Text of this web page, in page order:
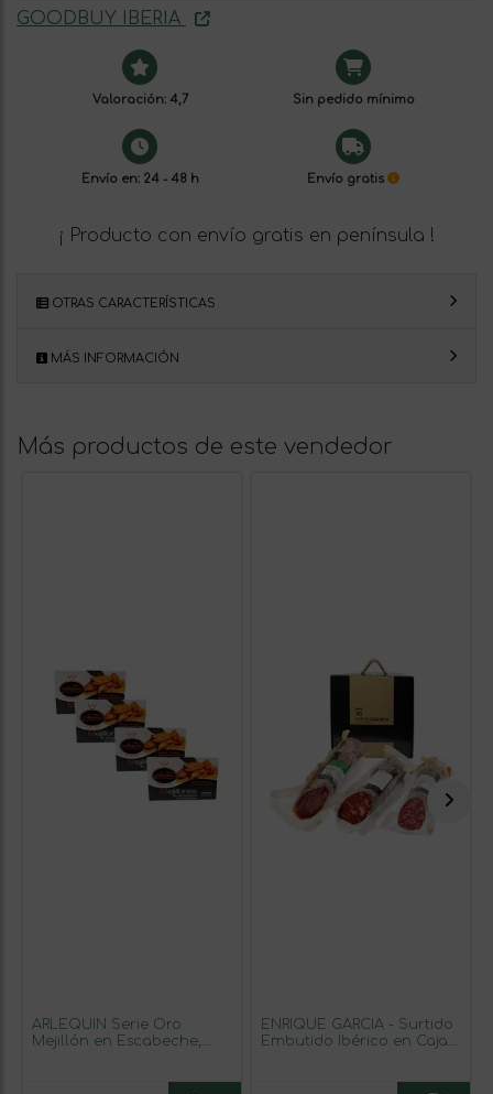
GOODBUY IBERIA
Valoración: 4,7 Sin pedido mínimo
Envío en: 24 - 48 h Envío gratis
¡ Producto con envío gratis en península !
OTRAS CARACTERÍSTICAS
MÁS INFORMACIÓN
Más productos de este vendedor
ARLEQUIN Serie Oro
Mejillón en Escabeche,
ENRIQUE GARCÍA - Surtido
Embutido Ibérico en Caja